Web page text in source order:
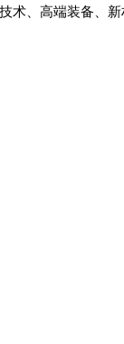
术、高端装备、